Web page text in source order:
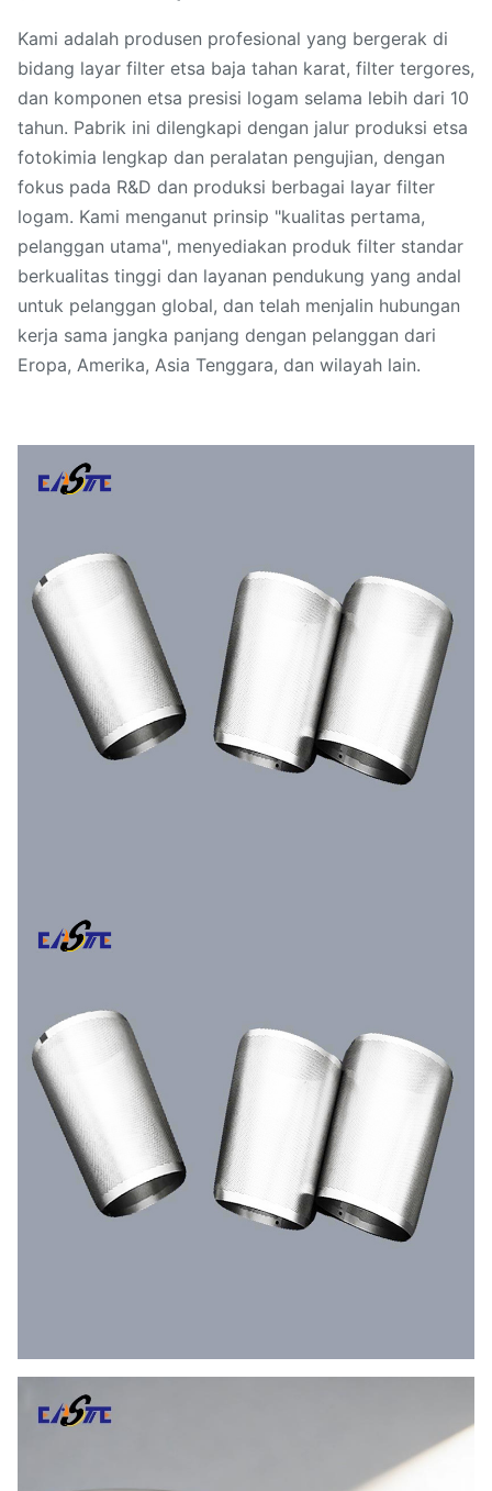
Kami adalah produsen profesional yang bergerak di
bidang layar filter etsa baja tahan karat, filter tergores,
dan komponen etsa presisi logam selama lebih dari 10
tahun. Pabrik ini dilengkapi dengan jalur produksi etsa
fotokimia lengkap dan peralatan pengujian, dengan
fokus pada R&D dan produksi berbagai layar filter
logam. Kami menganut prinsip "kualitas pertama,
pelanggan utama", menyediakan produk filter standar
berkualitas tinggi dan layanan pendukung yang andal
untuk pelanggan global, dan telah menjalin hubungan
kerja sama jangka panjang dengan pelanggan dari
Eropa, Amerika, Asia Tenggara, dan wilayah lain.